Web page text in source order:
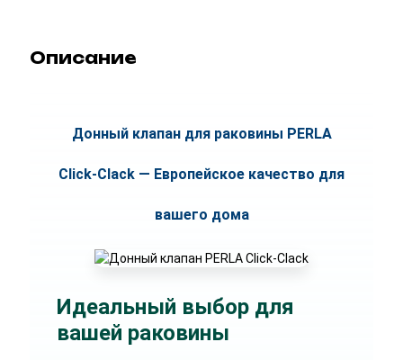
Описание
Донный клапан для раковины PERLA
Click-Clack — Европейское качество для
вашего дома
Идеальный выбор для
вашей раковины